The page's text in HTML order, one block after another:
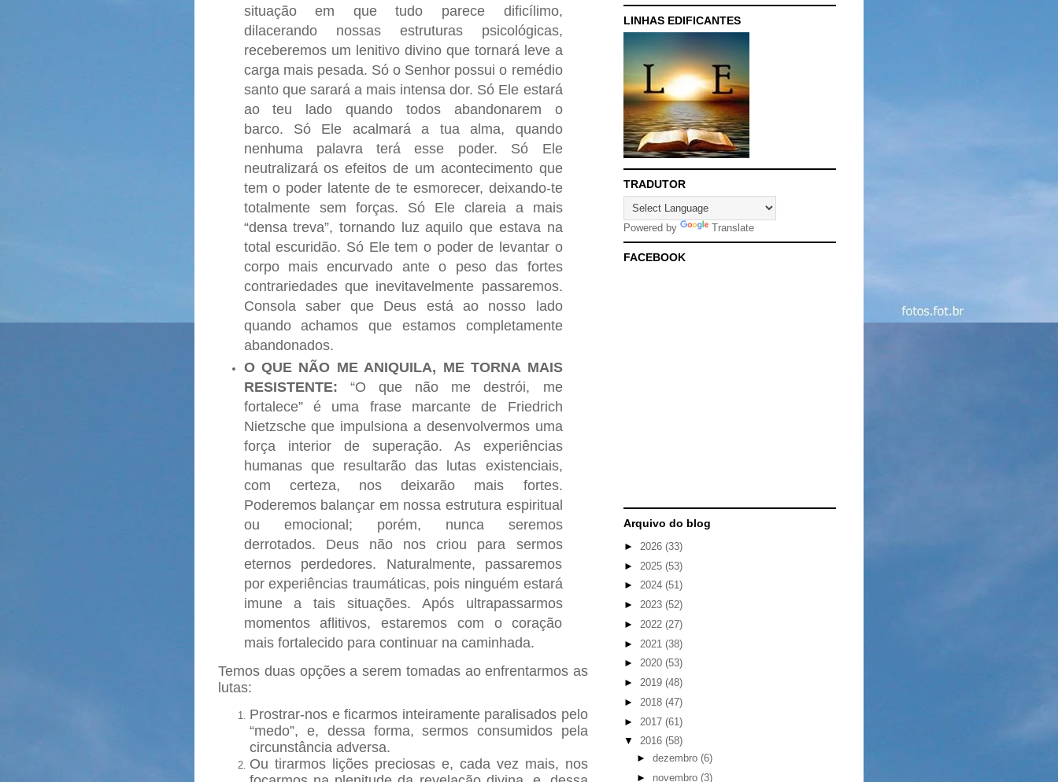
situação em que tudo parece dificílimo,
dilacerando nossas estruturas psicológicas,
receberemos um lenitivo divino que tornará leve a
carga mais pesada. Só o Senhor possui o remédio
santo que sarará a mais intensa dor. Só Ele estará
ao teu lado quando todos abandonarem o
barco. Só Ele acalmará a tua alma, quando
nenhuma palavra terá esse poder. Só Ele
neutralizará os efeitos de um acontecimento que
tem o poder latente de te esmorecer, deixando-te
totalmente sem forças. Só Ele clareia a mais
“densa treva”, tornando luz aquilo que estava na
total escuridão. Só Ele tem o poder de levantar o
corpo mais encurvado ante o peso das fortes
contrariedades que inevitavelmente passaremos.
Consola saber que Deus está ao nosso lado
quando achamos que estamos completamente
abandonados.
O QUE NÃO ME ANIQUILA, ME TORNA MAIS
RESISTENTE: “O que não me destrói, me
fortalece” é uma frase marcante de Friedrich
Nietzsche que impulsiona a desenvolvermos uma
força interior de superação. As experiências
humanas que resultarão das lutas existenciais,
com certeza, nos deixarão mais fortes.
Poderemos balançar em nossa estrutura espiritual
ou emocional; porém, nunca seremos
derrotados. Deus não nos criou para sermos
eternos perdedores. Naturalmente, passaremos
por experiências traumáticas, pois ninguém estará
imune a tais situações. Após ultrapassarmos
momentos aflitivos, estaremos com o coração
mais fortalecido para continuar na caminhada.
Temos duas opções a serem tomadas ao enfrentarmos as
lutas:
Prostrar-nos e ficarmos inteiramente paralisados pelo
“medo”, e, dessa forma, sermos consumidos pela
circunstância adversa.
Ou tirarmos lições preciosas e, cada vez mais, nos
LINHAS EDIFICANTES
TRADUTOR
Powered by Translate
FACEBOOK
Arquivo do blog
► 2026 (33)
► 2025 (53)
► 2024 (51)
► 2023 (52)
► 2022 (27)
► 2021 (38)
► 2020 (53)
► 2019 (48)
► 2018 (47)
► 2017 (61)
▼ 2016 (58)
► dezembro (6)
► novembro (3)